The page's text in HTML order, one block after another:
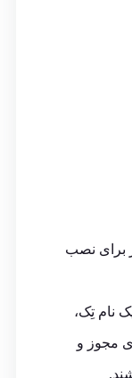
برای نصب
نام تِک،
مجوز و